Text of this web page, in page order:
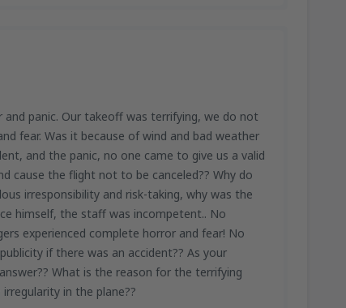
panic. Our takeoff was terrifying, we do not
fear. Was it because of wind and bad weather
and the panic, no one came to give us a valid
cause the flight not to be canceled?? Why do
irresponsibility and risk-taking, why was the
himself, the staff was incompetent.. No
experienced complete horror and fear! No
if there was an accident?? As your
What is the reason for the terrifying
in the plane??